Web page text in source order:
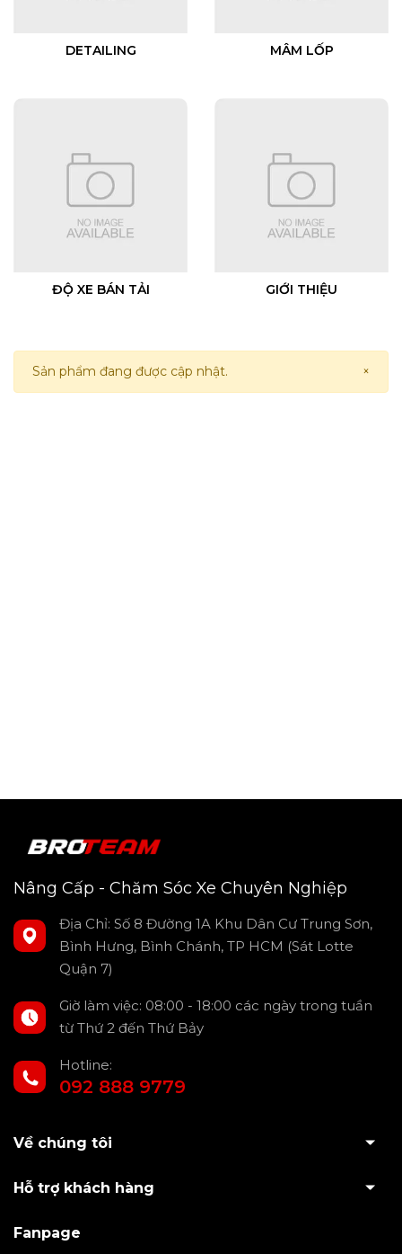
DETAILING MÂM LỐP
ĐỘ XE BÁN TẢI GIỚI THIỆU
×
Sản phẩm đang được cập nhật.
Nâng Cấp - Chăm Sóc Xe Chuyên Nghiệp
Địa Chỉ: Số 8 Đường 1A Khu Dân Cư Trung Sơn,
Bình Hưng, Bình Chánh, TP HCM (Sát Lotte
Quận 7)
Giờ làm việc: 08:00 - 18:00 các ngày trong tuần
từ Thứ 2 đến Thứ Bảy
Hotline:
092 888 9779
Về chúng tôi
Hỗ trợ khách hàng
Fanpage